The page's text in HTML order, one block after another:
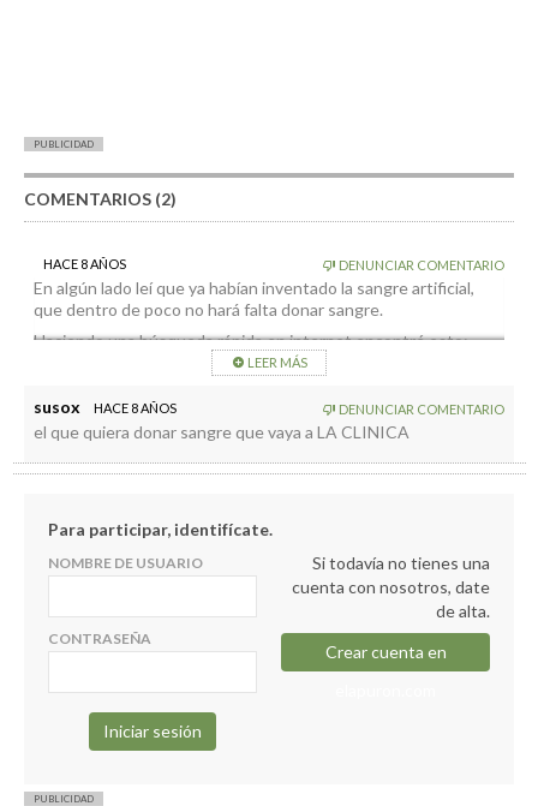
PUBLICIDAD
COMENTARIOS (2)
HACE 8 AÑOS DENUNCIAR COMENTARIO
En algún lado leí que ya habían inventado la sangre artificial,
que dentro de poco no hará falta donar sangre.
Haciendo una búsqueda rápida en internet encontré esto:
https://www.muyinteresante.es/revista-muy/noticias-
Es del Reino Unido, pero seguramente los científicos serán
españoles o palmeros que tuvieron que emigrar porque aquí no
les hacían caso. El Reino Unido está lleno de universitarios que
LEER MÁS
susox HACE 8 AÑOS DENUNCIAR COMENTARIO
el que quiera donar sangre que vaya a LA CLINICA
Para participar, identifícate.
NOMBRE DE USUARIO
CONTRASEÑA
Si todavía no tienes una
cuenta con nosotros, date
de alta.
Crear cuenta en
PUBLICIDAD